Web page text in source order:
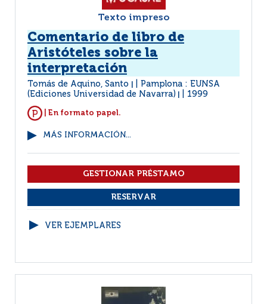
Texto impreso
Comentario de libro de
Aristóteles sobre la
interpretación
Tomás de Aquino, Santo
Pamplona : EUNSA
(Ediciones Universidad de Navarra)
1999
| En formato papel.
MÁS INFORMACIÓN...
VER EJEMPLARES